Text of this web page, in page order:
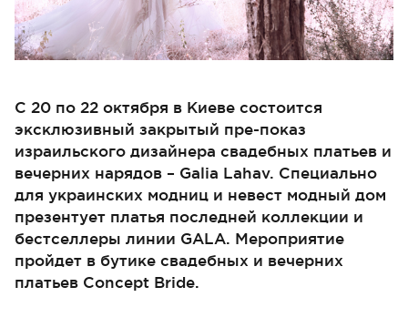
С 20 по 22 октября в Киеве состоится
эксклюзивный закрытый пре-показ
израильского дизайнера свадебных платьев и
вечерних нарядов – Galia Lahav. Специально
для украинских модниц и невест модный дом
презентует платья последней коллекции и
бестселлеры линии GALA. Мероприятие
пройдет в бутике свадебных и вечерних
платьев Concept Bride.